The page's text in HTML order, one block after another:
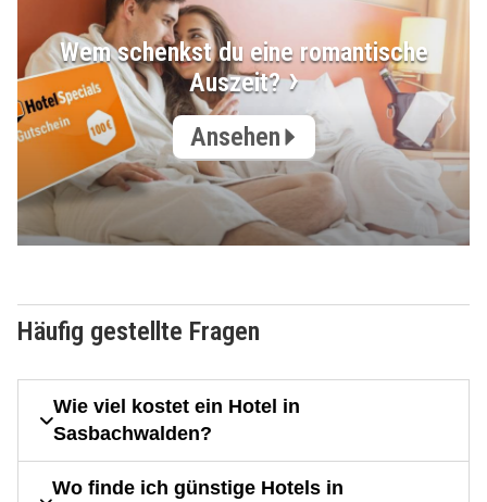
Wem schenkst du eine romantische
Auszeit?
Ansehen
Häufig gestellte Fragen
Wie viel kostet ein Hotel in
Sasbachwalden?
Wo finde ich günstige Hotels in